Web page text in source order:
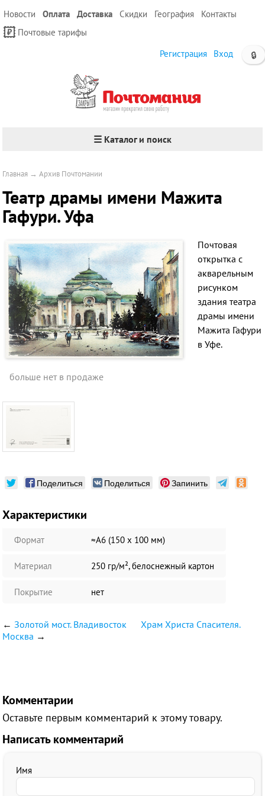
Новости Оплата Доставка Скидки География
Контакты
Почтовые тарифы
🔒
Регистрация Вход
☰ Каталог и поиск
Главная →Архив Почтомании
Театр драмы имени Мажита
Гафури. Уфа
Почтовая
открытка с
акварельным
рисунком
здания театра
драмы имени
Мажита Гафури
в Уфе.
больше нет в продаже
Поделиться Поделиться Запинить
Характеристики
Формат ≈А6 (150 х 100 мм)
Материал 250 гр/м², белоснежный картон
Покрытие нет
←Золотой мост. Владивосток
Храм Христа Спасителя.
Москва →
Комментарии
Оставьте первым комментарий к этому товару.
Написать комментарий
Имя